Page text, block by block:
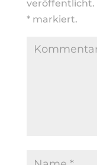
veröffentlicht.
*markiert.